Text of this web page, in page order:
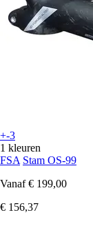
+-3
1 kleuren
FSA Stam OS-99
Vanaf € 199,00
€ 156,37